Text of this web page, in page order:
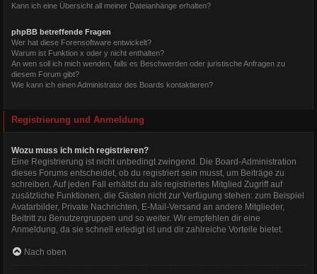
Kann ich eine Übersicht all meiner Dateianhänge erhalten?
phpBB betreffende Fragen
Wer hat diese Forensoftware entwickelt?
Warum ist Funktion x oder y nicht enthalten?
An wen soll ich mich wenden, falls es Beschwerden oder juristische Anfragen zu
diesem Forum gibt?
Wie kann ich einen Administrator des Boards kontaktieren?
Registrierung und Anmeldung
Wozu muss ich mich registrieren?
Eine Registrierung ist nicht unbedingt zwingend. Die Board-Administration
dieses Forums entscheidet, ob du registriert sein musst, um Beiträge zu
schreiben. Auf jeden Fall erhältst du als registriertes Mitglied Zugriff auf
zusätzliche Funktionen, die Gästen nicht zur Verfügung stehen: zum Beispiel
Avatarbilder, Private Nachrichten, E-Mail-Versand an andere Mitglieder,
Beitritt zu Benutzergruppen und so weiter. Wir empfehlen dir eine
Anmeldung, da sie schnell erledigt ist und dir zahlreiche Vorteile bietet.
Nach oben